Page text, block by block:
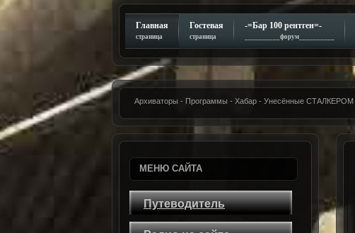
Главная
страница
Гостевая
страница
-=Бар 100 рентген=-
__________форум__________
Архиваторы - Программы - Хабар - Унесённые СТАЛКЕРОМ
МЕНЮ САЙТА
Путеводитель